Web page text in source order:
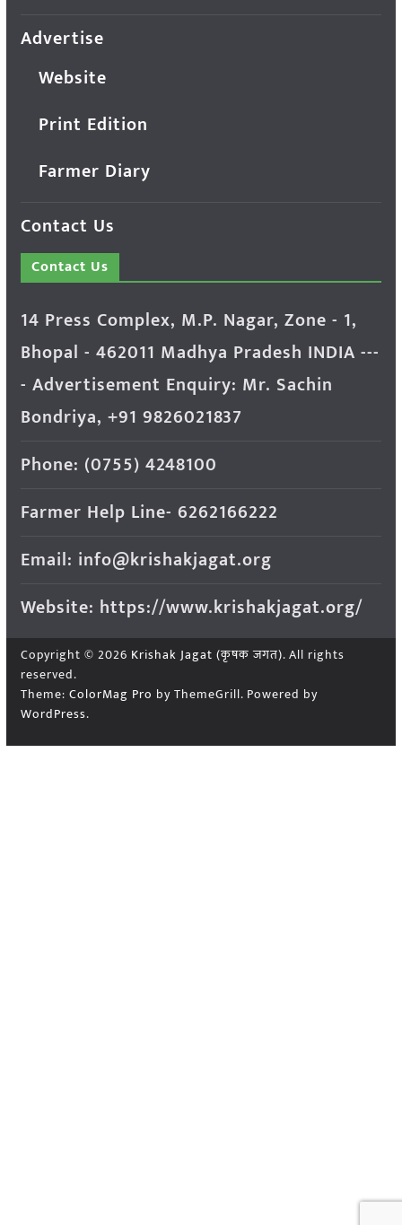
Advertise
Website
Print Edition
Farmer Diary
Contact Us
Contact Us
14 Press Complex, M.P. Nagar, Zone - 1,
Bhopal - 462011 Madhya Pradesh INDIA ---
- Advertisement Enquiry: Mr. Sachin
Bondriya, +91 9826021837
Phone: (0755) 4248100
Farmer Help Line- 6262166222
Email: info@krishakjagat.org
Website: https://www.krishakjagat.org/
Copyright © 2026 Krishak Jagat (कृषक जगत). All rights
reserved.
Theme: ColorMag Pro by ThemeGrill. Powered by
WordPress.